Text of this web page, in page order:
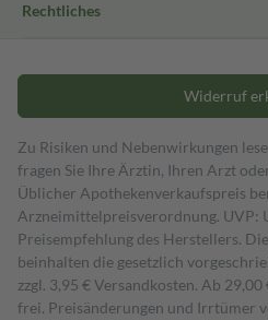
Rechtliches
Widerruf
Zu Risiken und Nebenwirkungen
fragen Sie Ihre Ärztin, Ihren Arzt
Üblicher Apothekenverkaufspreis
Arzneimittelpreisverordnung. UVP:
Preisempfehlung des Herstellers.
beinhalten die gesetzlich
zzgl. 3,95 € Versandkosten. Ab
frei. Preisänderungen und Irrtümer